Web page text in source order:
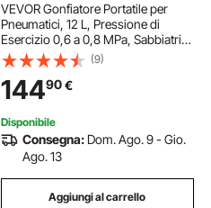
VEVOR Gonfiatore Portatile per
Pneumatici, 12 L, Pressione di
Esercizio 0,6 a 0,8 MPa, Sabbiatrice
per Pneumatici per Tallone del
Pneumatico, per Auto, Bici
Elettriche, Camper, ATV, Argento
(9)
14490€
Disponibile
Consegna: Dom. Ago. 9 - Gio.
Ago. 13
Aggiungi al carrello